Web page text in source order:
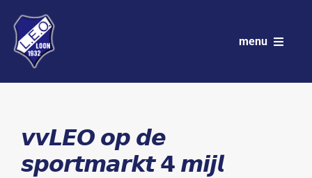
naar
inhoud
menu
Wedstrijdprogramma
𝙫𝙫𝙇𝙀𝙊 𝙤𝙥 𝙙𝙚
𝙨𝙥𝙤𝙧𝙩𝙢𝙖𝙧𝙠𝙩 𝟰 𝙢𝙞𝙟𝙡